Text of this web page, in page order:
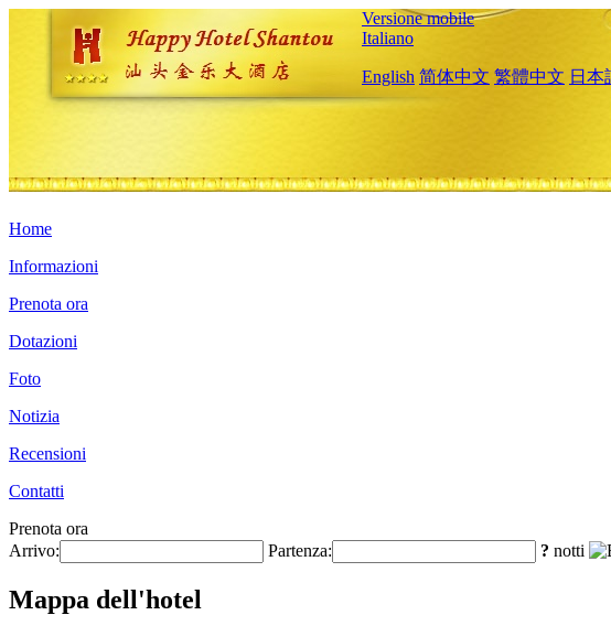
Versione mobile
Italiano
English 简体中文 繁體中文 日本
Home
Informazioni
Prenota ora
Dotazioni
Foto
Notizia
Recensioni
Contatti
Prenota ora
Arrivo:
Partenza: ? notti
Mappa dell'hotel